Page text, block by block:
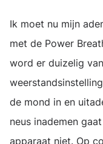
Ik moet nu mijn
met de Power
word er duizelig
de mond in en
neus inademen
apparaat niet. Op